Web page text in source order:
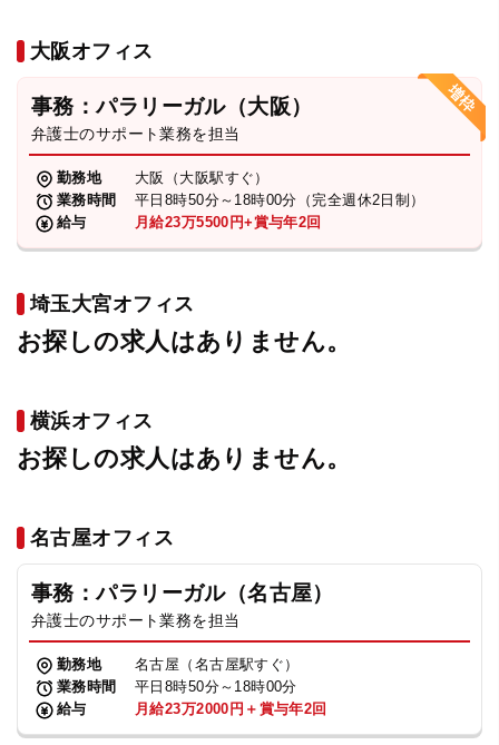
大阪オフィス
事務：パラリーガル（大阪）
弁護士のサポート業務を担当
勤務地
大阪（大阪駅すぐ）
業務時間
平日8時50分～18時00分（完全週休2日制）
給与
月給23万5500円+賞与年2回
埼玉大宮オフィス
お探しの求人はありません。
横浜オフィス
お探しの求人はありません。
名古屋オフィス
事務：パラリーガル（名古屋）
弁護士のサポート業務を担当
勤務地
名古屋（名古屋駅すぐ）
業務時間
平日8時50分～18時00分
給与
月給23万2000円＋賞与年2回